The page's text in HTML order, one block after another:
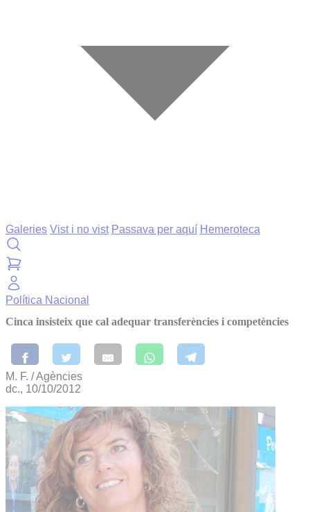
Galeries Vist i no vist Passava per aquí Hemeroteca
Política Nacional
Cinca insisteix que cal adequar transferències i competències
M. F. / Agències
dc., 10/10/2012